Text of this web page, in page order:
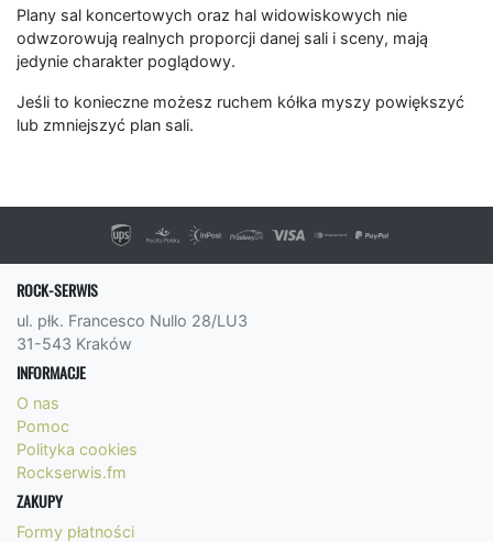
Plany sal koncertowych oraz hal widowiskowych nie
odwzorowują realnych proporcji danej sali i sceny, mają
jedynie charakter poglądowy.
Jeśli to konieczne możesz ruchem kółka myszy powiększyć
lub zmniejszyć plan sali.
ROCK-SERWIS
ul. płk. Francesco Nullo 28/LU3
31-543 Kraków
INFORMACJE
O nas
Pomoc
Polityka cookies
Rockserwis.fm
ZAKUPY
Formy płatności